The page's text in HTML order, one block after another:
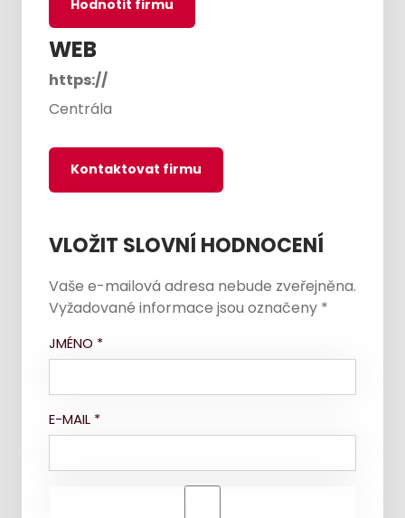
Hodnotit firmu
WEB
https://
Centrála
Kontaktovat firmu
VLOŽIT SLOVNÍ HODNOCENÍ
Vaše e-mailová adresa nebude zveřejněna.
Vyžadované informace jsou označeny *
JMÉNO *
E-MAIL *